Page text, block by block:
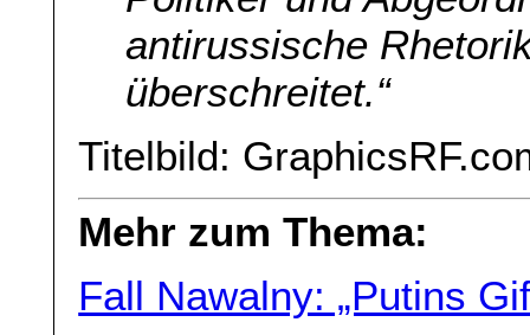
antirussische
überschreitet.“
Titelbild:
Mehr zum Thema:
Fall Nawalny: „Putins